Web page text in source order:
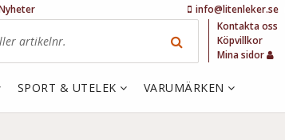
info@litenleker.se
Kontakta oss
Köpvillkor
Mina sidor
SPORT & UTELEK VARUMÄRKEN